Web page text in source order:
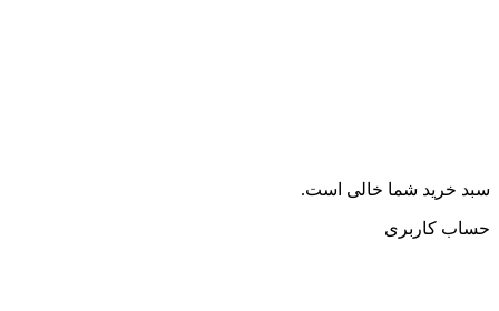
سبد خرید شما خالی است.
حساب کاربری